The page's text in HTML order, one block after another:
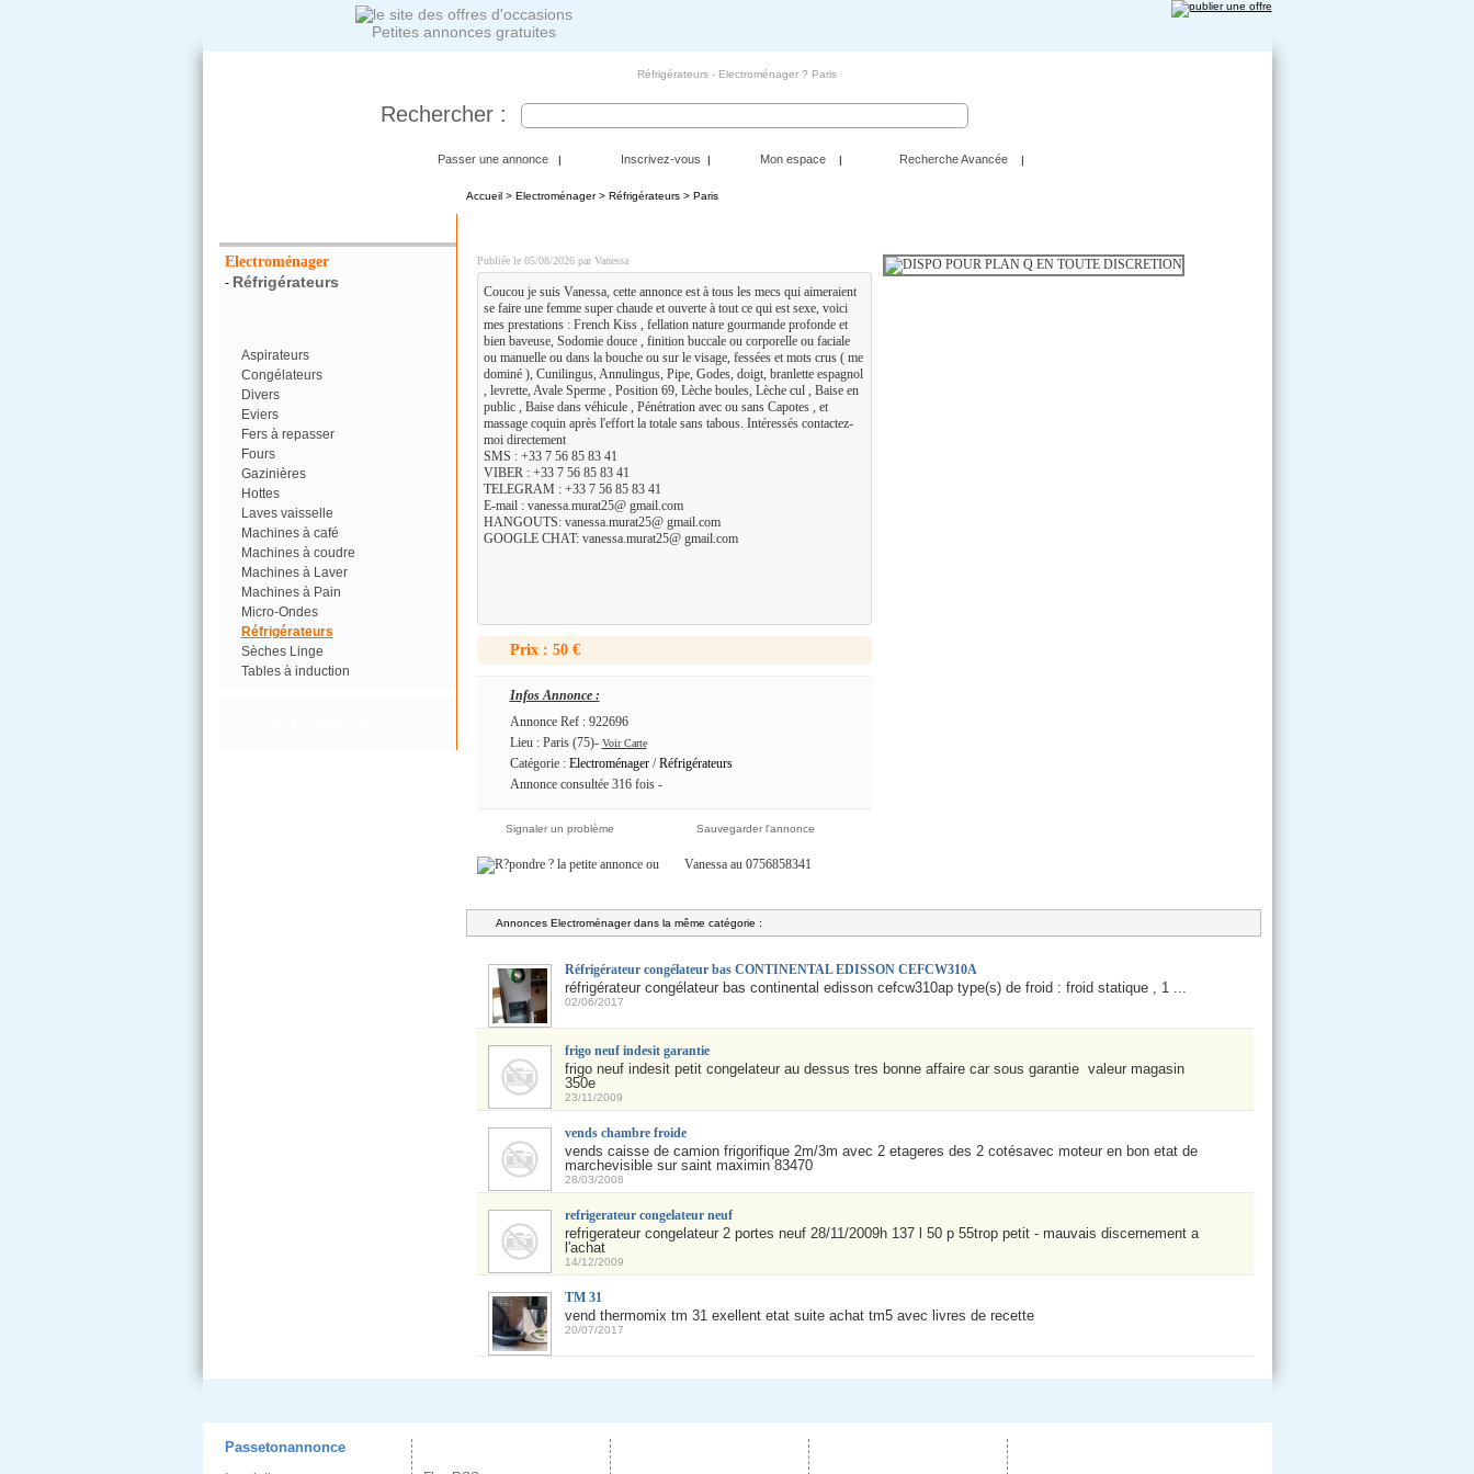
Petites annonces gratuites
Réfrigérateurs - Electroménager ? Paris
Rechercher :
Passer une annonce | Inscrivez-vous | Mon espace | Recherche Avancée |
Electroménager
- Réfrigérateurs
Aspirateurs
Congélateurs
Divers
Eviers
Fers à repasser
Fours
Gazinières
Hottes
Laves vaisselle
Machines à café
Machines à coudre
Machines à Laver
Machines à Pain
Micro-Ondes
Réfrigérateurs
Sèches Linge
Tables à induction
Accueil> Electroménager> Réfrigérateurs> Paris
Publiée le 05/08/2026 par Vanessa
Coucou je suis Vanessa, cette annonce est à tous les mecs qui aimeraient
se faire une femme super chaude et ouverte à tout ce qui est sexe, voici
mes prestations : French Kiss , fellation nature gourmande profonde et
bien baveuse, Sodomie douce , finition buccale ou corporelle ou faciale
ou manuelle ou dans la bouche ou sur le visage, fessées et mots crus ( me
dominé ), Cunilingus, Annulingus, Pipe, Godes, doigt, branlette espagnol
, levrette, Avale Sperme , Position 69, Lèche boules, Lèche cul , Baise en
public , Baise dans véhicule , Pénétration avec ou sans Capotes , et
massage coquin après l'effort la totale sans tabous. Intéressés contactez-
moi directement
SMS : +33 7 56 85 83 41
VIBER : +33 7 56 85 83 41
TELEGRAM : +33 7 56 85 83 41
E-mail : vanessa.murat25@ gmail.com
HANGOUTS: vanessa.murat25@ gmail.com
GOOGLE CHAT: vanessa.murat25@ gmail.com
Prix : 50 €
Infos Annonce :
Annonce Ref : 922696
Lieu : Paris (75)- Voir Carte
Catégorie : Electroménager/Réfrigérateurs
Annonce consultée 316 fois -
Signaler un problème Sauvegarder l'annonce
ou Vanessa au 0756858341
Annonces Electroménager dans la même catégorie :
Réfrigérateur congélateur bas CONTINENTAL EDISSON CEFCW310A
réfrigérateur congélateur bas continental edisson cefcw310ap type(s) de froid : froid statique , 1 ...
02/06/2017
frigo neuf indesit garantie
frigo neuf indesit petit congelateur au dessus tres bonne affaire car sous garantie valeur magasin
350e
23/11/2009
vends chambre froide
vends caisse de camion frigorifique 2m/3m avec 2 etageres des 2 cotésavec moteur en bon etat de
marchevisible sur saint maximin 83470
28/03/2008
refrigerateur congelateur neuf
refrigerateur congelateur 2 portes neuf 28/11/2009h 137 l 50 p 55trop petit - mauvais discernement a
l'achat
14/12/2009
TM 31
vend thermomix tm 31 exellent etat suite achat tm5 avec livres de recette
20/07/2017
Passetonannonce